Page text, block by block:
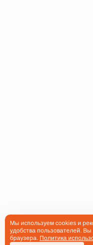
Мы используем cookies и
удобства пользователей.
браузера. Политика